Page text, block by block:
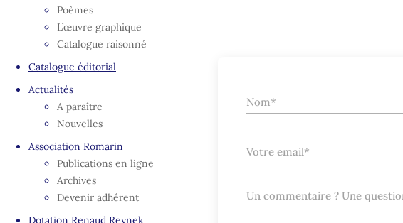
Poèmes
L’œuvre graphique
Catalogue raisonné
Catalogue éditorial
Actualités
A paraître
Nouvelles
Association Romarin
Publications en ligne
Archives
Devenir adhérent
Dotation Renaud Reynek